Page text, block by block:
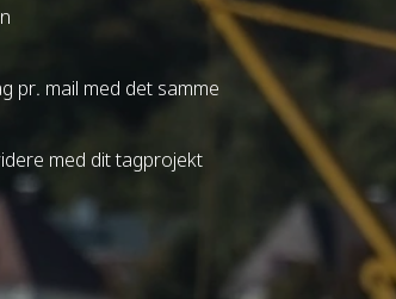
pr. mail med det samme
med dit tagprojekt